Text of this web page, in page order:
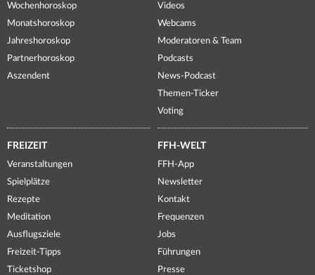
Wochenhoroskop
Monatshoroskop
Jahreshoroskop
Partnerhoroskop
Aszendent
Videos
Webcams
Moderatoren & Team
Podcasts
News-Podcast
Themen-Ticker
Voting
FREIZEIT
Veranstaltungen
Spielplätze
Rezepte
Meditation
Ausflugsziele
Freizeit-Tipps
Ticketshop
FFH-WELT
FFH-App
Newsletter
Kontakt
Frequenzen
Jobs
Führungen
Presse